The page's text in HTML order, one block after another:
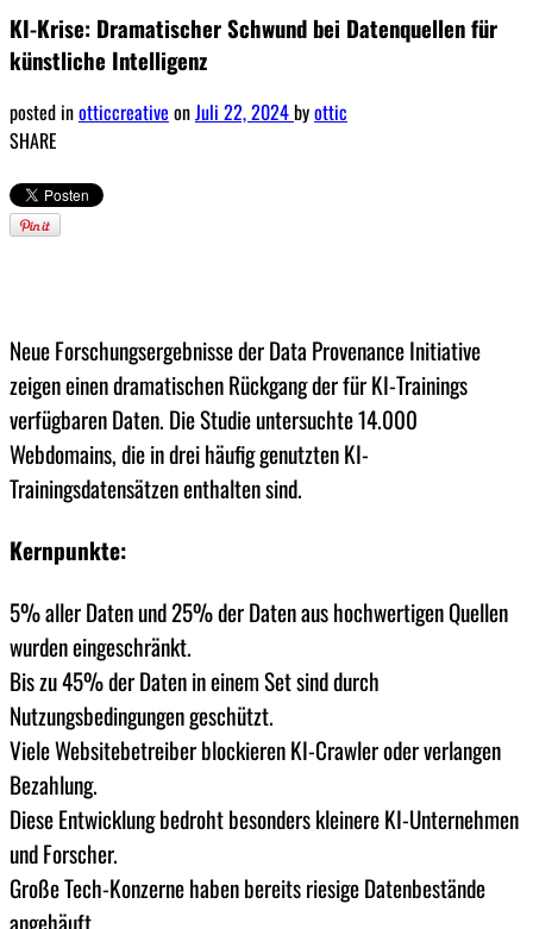
KI-Krise: Dramatischer Schwund bei Datenquellen für
künstliche Intelligenz
posted inotticcreative onJuli 22, 2024byottic
SHARE
Neue Forschungsergebnisse der Data Provenance Initiative
zeigen einen dramatischen Rückgang der für KI-Trainings
verfügbaren Daten. Die Studie untersuchte 14.000
Webdomains, die in drei häufig genutzten KI-
Trainingsdatensätzen enthalten sind.
Kernpunkte:
5% aller Daten und 25% der Daten aus hochwertigen Quellen
wurden eingeschränkt.
Bis zu 45% der Daten in einem Set sind durch
Nutzungsbedingungen geschützt.
Viele Websitebetreiber blockieren KI-Crawler oder verlangen
Bezahlung.
Diese Entwicklung bedroht besonders kleinere KI-Unternehmen
und Forscher.
Große Tech-Konzerne haben bereits riesige Datenbestände